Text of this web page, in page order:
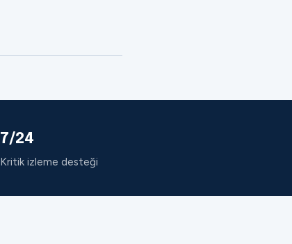
7/24
Kritik izleme desteği